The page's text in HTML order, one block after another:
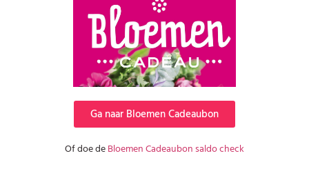
Ga naar Bloemen Cadeaubon
Of doe deBloemen Cadeaubon saldo check